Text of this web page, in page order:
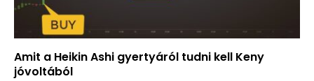
Amit a Heikin Ashi gyertyáról tudni kell Keny
jóvoltából